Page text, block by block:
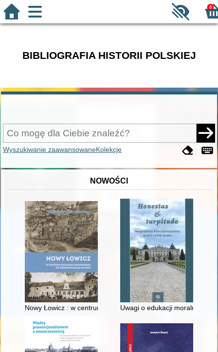
0
BIBLIOGRAFIA HISTORII POLSKIEJ
Wyszukiwanie zaawansowaneKolekcje
NOWOŚCI
Nowy Łowicz : w centrum poligonu drawskiego od
Uwagi o edukacji moralnej